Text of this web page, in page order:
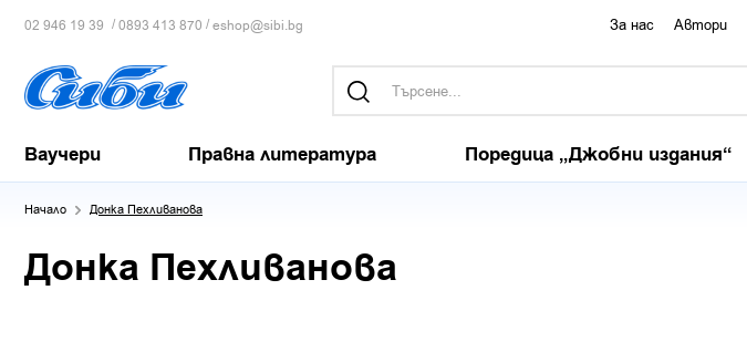
02 946 19 39 /0893 413 870 /eshop@sibi.bg За нас Автори
Ваучери Правна литература Поредица „Джобни издания“
Начало Донка Пехливанова
Донка Пехливанова